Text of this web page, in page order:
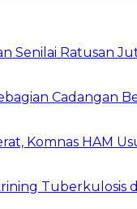
Senilai Ratusan
Cadangan
Komnas HAM
Tuberkulosis